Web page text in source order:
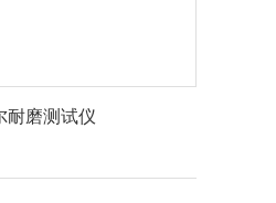
耐磨测试仪